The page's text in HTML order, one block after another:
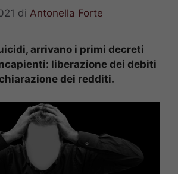
di Antonella Forte
arrivano i primi decreti
liberazione dei debiti
dei redditi.